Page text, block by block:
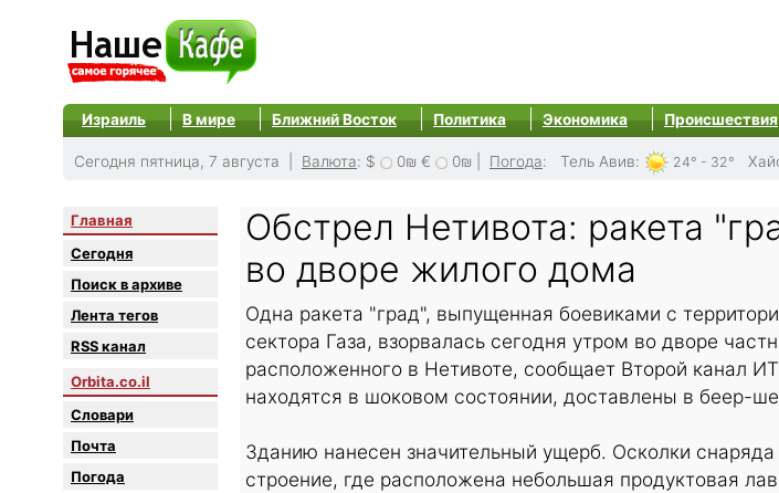
Израиль В мире Ближний Восток Политика Экономика Происшествия
Сегодня пятница, 7 августа | Валюта: $ 0₪ € 0₪ Погода: Тель Авив: 24° - 32°
Главная
Сегодня
Поиск в архиве
Лента тегов
RSS канал
Orbita.co.il
Словари
Почта
Погода
Обстрел Нетивота: ракета
во дворе жилого дома
Одна ракета "град", выпущенная боевиками с
сектора Газа, взорвалась сегодня утром во дворе
расположенного в Нетивоте, сообщает Второй канал
находятся в шоковом состоянии, доставлены в беер-
Зданию нанесен значительный ущерб. Осколки
строение, где расположена небольшая продуктовая